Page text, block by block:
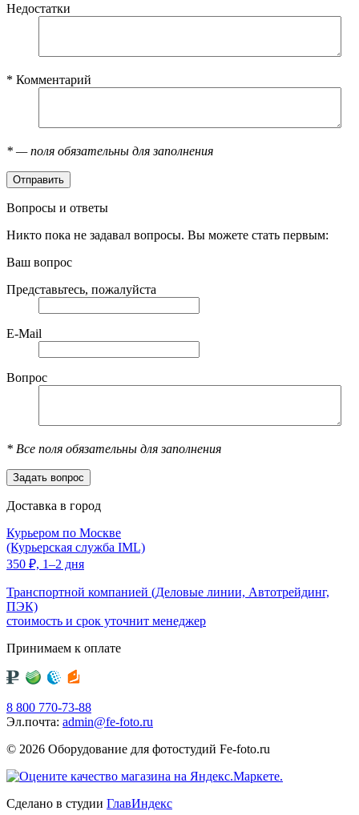
Недостатки
* Комментарий
* — поля обязательны для заполнения
Вопросы и ответы
Никто пока не задавал вопросы. Вы можете стать первым:
Ваш вопрос
Представьтесь, пожалуйста
E-Mail
Вопрос
* Все поля обязательны для заполнения
Доставка в город
Курьером по Москве
(Курьерская служба IML)
350 ₽, 1–2 дня
Транспортной компанией (Деловые линии, Автотрейдинг,
ПЭК)
стоимость и срок уточнит менеджер
Принимаем к оплате
8 800 770-73-88
Эл.почта: admin@fe-foto.ru
© 2026 Оборудование для фотостудий Fe-foto.ru
Сделано в студии ГлавИндекс